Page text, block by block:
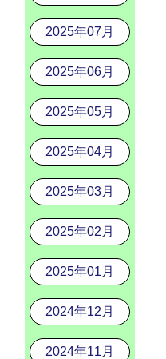
2025年07月
2025年06月
2025年05月
2025年04月
2025年03月
2025年02月
2025年01月
2024年12月
2024年11月